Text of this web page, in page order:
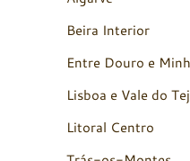
Beira Interior
Entre Douro e
Lisboa e Vale do
Litoral Centro